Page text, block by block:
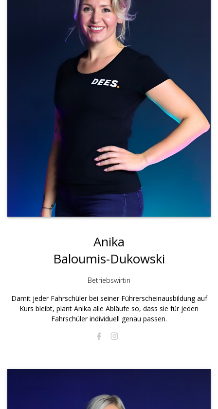
Anika
Baloumis-Dukowski
Betriebswirtin
Damit jeder Fahrschüler bei seiner Führerscheinausbildung auf
Kurs bleibt, plant Anika alle Abläufe so, dass sie für jeden
Fahrschüler individuell genau passen.